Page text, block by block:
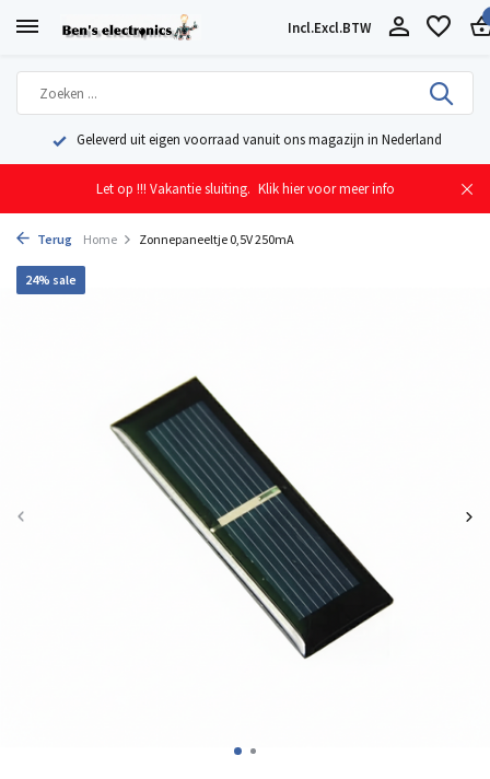
Incl.Excl.BTW
Geleverd uit eigen voorraad vanuit ons magazijn in Nederland
Let op !!! Vakantie sluiting. Klik hier voor meer info
Terug Home Zonnepaneeltje 0,5V 250mA
24% sale